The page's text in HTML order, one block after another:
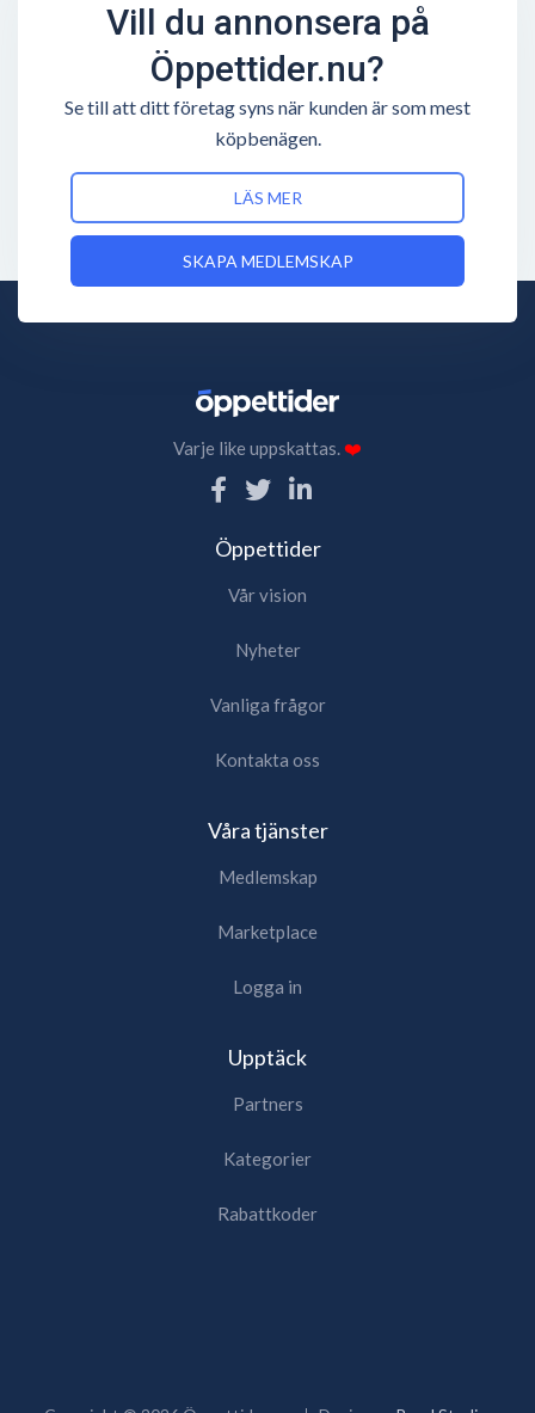
Vill du annonsera på
Öppettider.nu?
Se till att ditt företag syns när kunden är som mest
köpbenägen.
LÄS MER
SKAPA MEDLEMSKAP
Varje like uppskattas.❤️
Öppettider
Vår vision
Nyheter
Vanliga frågor
Kontakta oss
Våra tjänster
Medlemskap
Marketplace
Logga in
Upptäck
Partners
Kategorier
Rabattkoder